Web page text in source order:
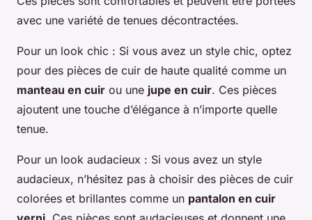
avec une variété de tenues décontractées.
Pour un look chic : Si vous avez un style chic, optez
pour des pièces de cuir de haute qualité comme un
manteau en cuir ou une jupe en cuir. Ces pièces
ajoutent une touche d’élégance à n’importe quelle
tenue.
Pour un look audacieux : Si vous avez un style
audacieux, n’hésitez pas à choisir des pièces de cuir
colorées et brillantes comme un pantalon en cuir